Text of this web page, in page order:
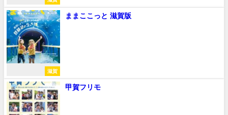
滋賀
ままここっと 滋賀版
甲賀フリモ